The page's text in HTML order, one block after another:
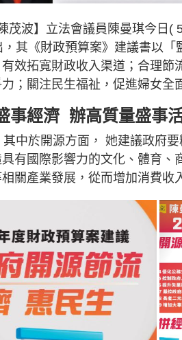
茂波】立法會議員陳曼琪今日
其《財政預算案》建議書以
效拓寬財政收入渠道；合理
；關注民生福祉，促進婦女全
事經濟 辦高質量盛事
中於開源方面， 她建議政府
有國際影響力的文化、體育
關產業發展，從而增加消費收